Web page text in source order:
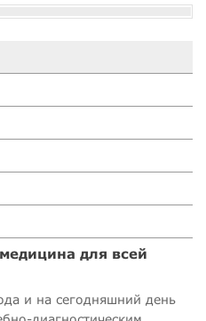
для всей
и на сегодняшний день